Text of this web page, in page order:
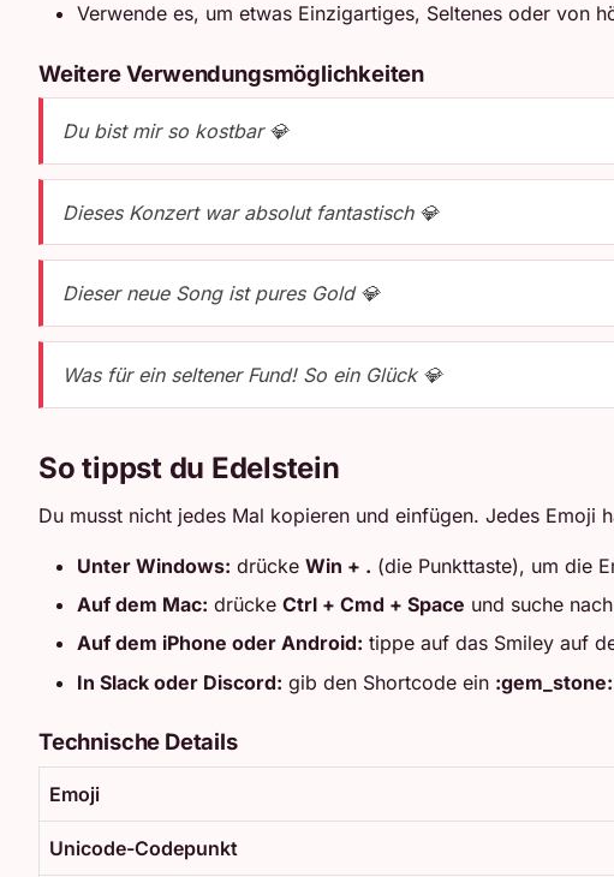
Verwende es, um etwas Einzigartiges, Seltenes oder von
Weitere Verwendungsmöglichkeiten
Du bist mir so kostbar 💎
Dieses Konzert war absolut fantastisch 💎
Dieser neue Song ist pures Gold 💎
Was für ein seltener Fund! So ein Glück 💎
So tippst du Edelstein
Du musst nicht jedes Mal kopieren und einfügen. Jedes Emoji
Unter Windows: drücke Win + . (die Punkttaste), um die
Auf dem Mac: drücke Ctrl + Cmd + Space und suche nach
Auf dem iPhone oder Android: tippe auf das Smiley auf
In Slack oder Discord: gib den Shortcode ein :gem_stone:
Technische Details
Emoji
Unicode-Codepunkt